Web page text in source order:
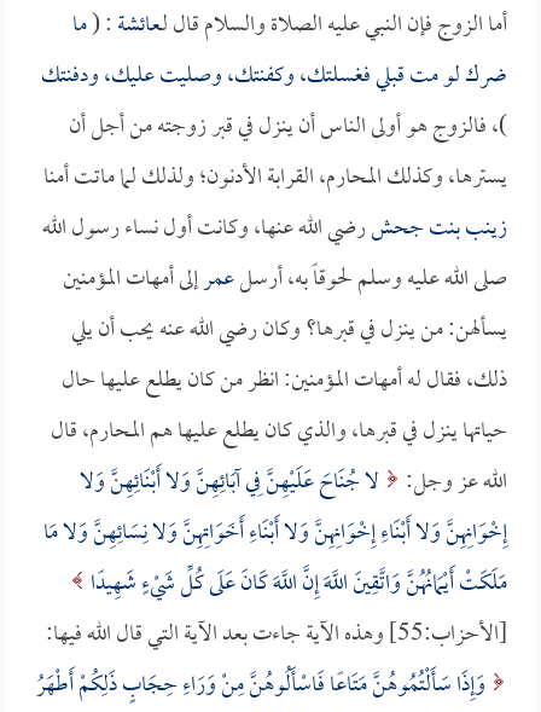
أما الزوج فإن النبي عليه الصلاة والسلام قال لـعائشة: (ما
ضرك لو مت قبلي فغسلتك، وكفنتك، وصليت عليك، ودفنتك
)، فالزوج هو أولى الناس أن ينزل في قبر زوجته من أجل أن
يسترها، وكذلك المحارم، القرابة الأدنون؛ ولذلك لما ماتت أمنا
زينب بنت جحشرضي الله عنها، وكانت أول نساء رسول الله
صلى الله عليه وسلم لحوقاً به، أرسلعمرإلى أمهات المؤمنين
يسألهن: من ينزل في قبرها؟ وكان رضي الله عنه يحب أن يلي
ذلك، فقال له أمهات المؤمنين: انظر من كان يطلع عليها حال
حياتها ينزل في قبرها، والذي كان يطلع عليها هم المحارم، قال
الله عز وجل:
لا جُنَاحَ عَلَيْهِنَّ فِي آبَائِهِنَّ وَلا أَبْنَائِهِنَّ وَلا
إِخْوَانِهِنَّ وَلا أَبْنَاءِ إِخْوَانِهِنَّ وَلا أَبْنَاءِ أَخَوَاتِهِنَّ وَلا نِسَائِهِنَّ وَلا مَا
مَلَكَتْ أَيْمَانُهُنَّ وَاتَّقِينَ اللَّهَ إِنَّ اللَّهَ كَانَ عَلَى كُلِّ شَيْءٍ شَهِيدًا
[الأحزاب:55] وهذه الآية جاءت بعد الآية التي قال الله فيها:
وَإِذَا سَأَلْتُمُوهُنَّ مَتَاعًا فَاسْأَلُوهُنَّ مِنْ وَرَاءِ حِجَابٍ ذَلِكُمْ أَطْهَرُ